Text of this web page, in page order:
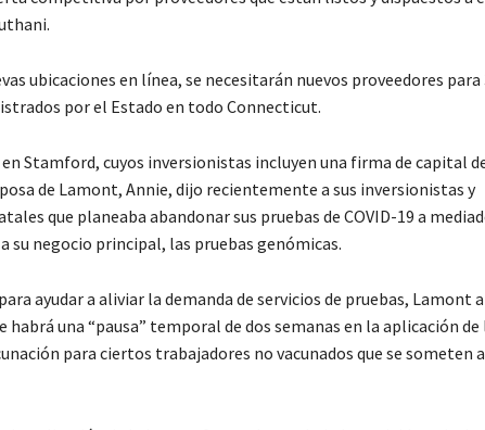
ubicaciones en línea, se necesitarán nuevos proveedores
por el Estado en todo Connecticut.
en Stamford, cuyos inversionistas incluyen una firma de capital
de Lamont, Annie, dijo recientemente a sus inversionistas y
que planeaba abandonar sus pruebas de COVID-19 a
su negocio principal, las pruebas genómicas.
ayudar a aliviar la demanda de servicios de pruebas, Lamont
habrá una “pausa” temporal de dos semanas en la aplicación de
para ciertos trabajadores no vacunados que se someten